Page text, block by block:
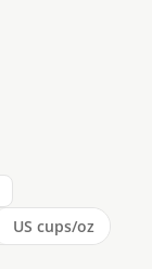
US cups/oz